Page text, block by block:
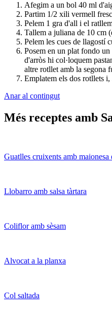
Afegim a un bol 40 ml
Partim 1/2 xili vermell
Pelem 1 gra d'all i el
Tallem a juliana de 10 cm
Pelem les cues de llagostí
Posem en un plat fondo
d'arròs hi col·loquem
altre rotllet amb la segona
Emplatem els dos rotllets
Anar al contingut
Més receptes amb
Guatlles cruixents amb maionesa
Llobarro amb salsa tàrtara
Coliflor amb sèsam
Alvocat a la planxa
Col saltada